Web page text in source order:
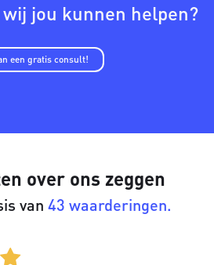
jou kunnen helpen?
een gratis consult!
over ons zeggen
van 43 waarderingen.